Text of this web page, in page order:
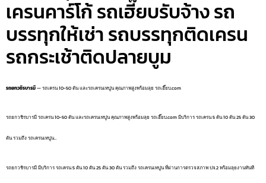
เครนคาร์โก้ รถเฮี๊ยบรับจ้าง รถ
บรรทุกให้เช่า รถบรรทุกติดเครน
รถกระเช้าติดปลายบูม
รถยกวชิรบารมี— รถเครน 10-50 ตัน และรถเครนเทปูน คุณภาพสูงพร้อมลุย รถเฮี๊ยบ.com
รถยกวชิรบารมี รถเครน 10-50 ตัน และรถเครนเทปูน คุณภาพสูงพร้อมลุย รถเฮี๊ยบ.com มีบริการ รถเครน 5 ตัน 10 ตัน 25 ตัน 30
ตัน รวมถึง รถเครนเทปูน…
รถยกวชิรบารมี มีบริการ รถเครน 5 ตัน 10 ตัน 25 ตัน 30 ตัน รวมถึง รถเครนเทปูน ที่ผ่านการตรวจสภาพ ปจ.2 พร้อมลุยงานทันที